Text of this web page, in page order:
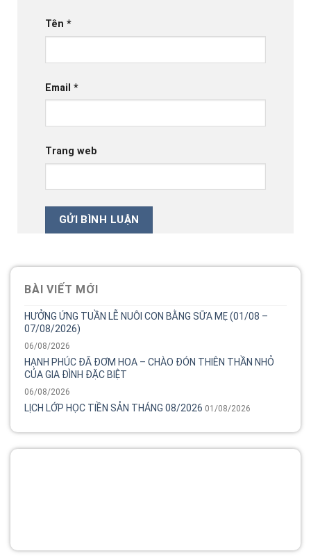
Tên *
Email *
Trang web
BÀI VIẾT MỚI
HƯỞNG ỨNG TUẦN LỄ NUÔI CON BẰNG SỮA MẸ (01/08 –
07/08/2026)
06/08/2026
HẠNH PHÚC ĐÃ ĐƠM HOA – CHÀO ĐÓN THIÊN THẦN NHỎ
CỦA GIA ĐÌNH ĐẶC BIỆT
06/08/2026
LỊCH LỚP HỌC TIỀN SẢN THÁNG 08/2026 01/08/2026